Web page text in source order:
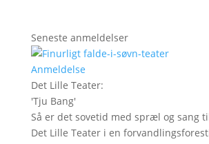
Seneste anmeldelser
Anmeldelse
Det Lille Teater:
'Tju Bang'
Så er det sovetid med spræl og sang til
Det Lille Teater i en